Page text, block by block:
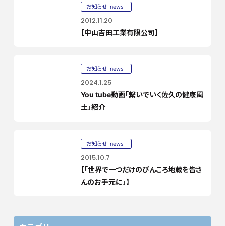
お知らせ-news-
2012.11.20
【中山吉田工業有限公司】
お知らせ-news-
2024.1.25
You tube動画「繋いでいく佐久の健康風
土」紹介
お知らせ-news-
2015.10.7
【「世界で一つだけのぴんころ地蔵を皆さ
んのお手元に」】